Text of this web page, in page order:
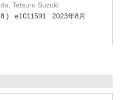
Tetsuro Suzuki
) e1011591 2023年8月